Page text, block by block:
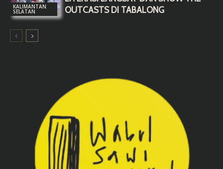
KALIMANTAN
SELATAN
OUTCASTS DI TABALONG